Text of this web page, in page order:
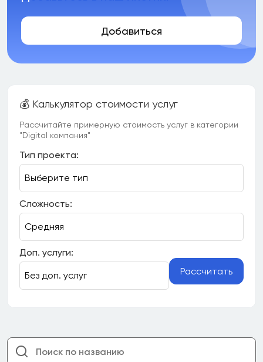
Добавиться
💰 Калькулятор стоимости услуг
Рассчитайте примерную стоимость услуг в категории
"Digital компания"
Тип проекта:
Сложность:
Доп. услуги:
Рассчитать